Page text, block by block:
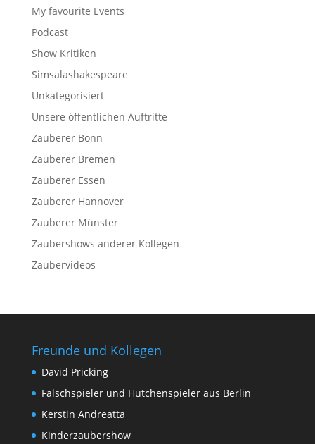
My favourite Events
Podcast
Show Kritiken
Simsalashakespeare
Unkategorisiert
Unsere öffentlichen Auftritte
Zauberer Bonn
Zauberer Bremen
Zauberer Essen
Zauberer Hannover
Zauberer Münster
Zaubershows anderer Kollegen
Zaubervideos
Freunde und Kollegen
David Pricking
Falschspieler und Hütchenspieler aus Berlin
Kerstin Andreatta
Kinderzaubershow